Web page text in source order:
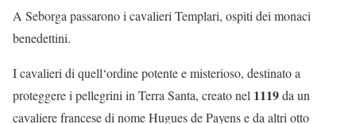
A Seborga passarono i cavalieri Templari, ospiti dei monaci
benedettini.
I cavalieri di quell‘ordine potente e misterioso, destinato a
proteggere i pellegrini in Terra Santa, creato nel 1119da un
cavaliere francese di nome Hugues de Payens e da altri otto